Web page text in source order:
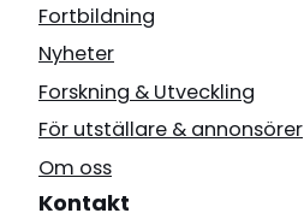
Fortbildning
Nyheter
Forskning & Utveckling
För utställare & annonsörer
Om oss
Kontakt